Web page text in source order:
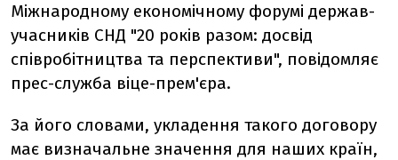
Міжнародному економічному форумі держав-
учасників СНД "20 років разом: досвід
співробітництва та перспективи", повідомляє
прес-служба віце-прем'єра.
За його словами, укладення такого договору
має визначальне значення для наших країн,